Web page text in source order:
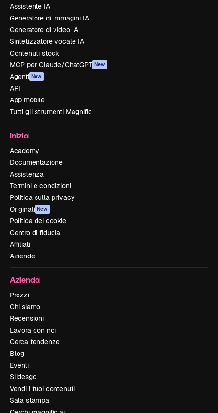
Assistente IA
Generatore di immagini IA
Generatore di video IA
Sintetizzatore vocale IA
Contenuti stock
MCP per Claude/ChatGPT New
Agenti New
API
App mobile
Tutti gli strumenti Magnific
Inizia
Academy
Documentazione
Assistenza
Termini e condizioni
Politica sulla privacy
Originali New
Politica dei cookie
Centro di fiducia
Affiliati
Aziende
Azienda
Prezzi
Chi siamo
Recensioni
Lavora con noi
Cerca tendenze
Blog
Eventi
Slidesgo
Vendi i tuoi contenuti
Sala stampa